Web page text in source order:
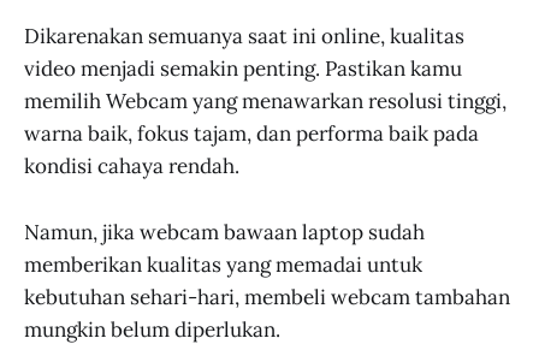
Dikarenakan semuanya saat ini online, kualitas
video menjadi semakin penting. Pastikan kamu
memilih Webcam yang menawarkan resolusi tinggi,
warna baik, fokus tajam, dan performa baik pada
kondisi cahaya rendah.
Namun, jika webcam bawaan laptop sudah
memberikan kualitas yang memadai untuk
kebutuhan sehari-hari, membeli webcam tambahan
mungkin belum diperlukan.